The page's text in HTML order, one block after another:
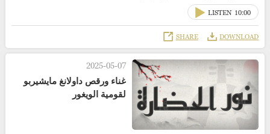
LISTEN 10:00
DOWNLOAD
SHARE
2025-05-07
غناء ورقص داولانغ مايشيربو
لقومية الويغور